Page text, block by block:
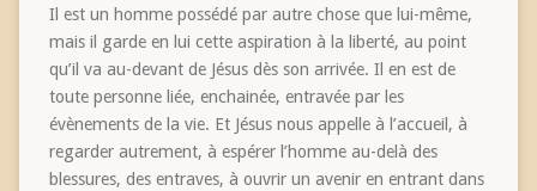
Il est un homme possédé par autre chose que lui-même,
mais il garde en lui cette aspiration à la liberté, au point
qu’il va au-devant de Jésus dès son arrivée. Il en est de
toute personne liée, enchainée, entravée par les
évènements de la vie. Et Jésus nous appelle à l’accueil, à
regarder autrement, à espérer l’homme au-delà des
blessures, des entraves, à ouvrir un avenir en entrant dans